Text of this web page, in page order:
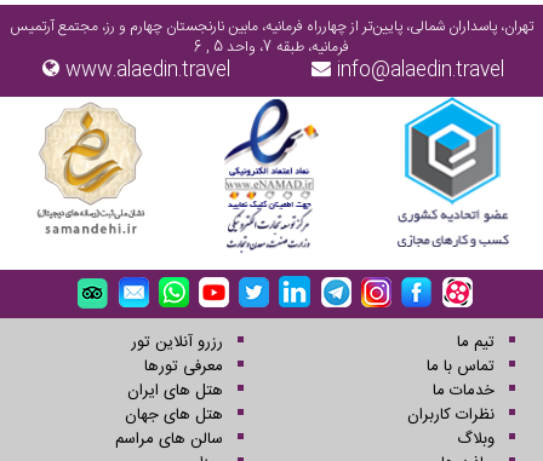
تهران، پاسداران شمالی، پایین‌تر از چهارراه فرمانیه، مابین نارنجستان چهارم و رز، مجتمع آرتمیس
فرمانیه، طبقه 7، واحد 5 , 6
info@alaedin.travel
www.alaedin.travel
تیم ما
تماس با ما
خدمات ما
نظرات کاربران
وبلاگ
رزرو آنلاین تور
معرفی تورها
هتل های ایران
هتل های جهان
سالن های مراسم